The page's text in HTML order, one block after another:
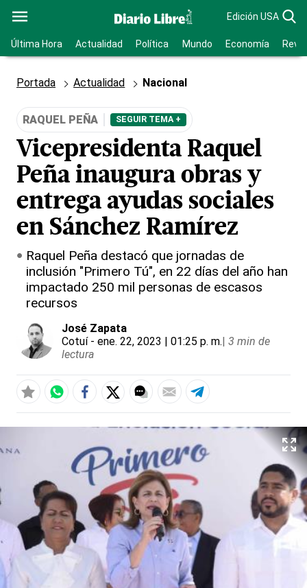
Edición USA
Última Hora Actualidad Política Mundo Economía
Portada Actualidad Nacional
RAQUEL PEÑA SEGUIR TEMA +
Vicepresidenta Raquel
Peña inaugura obras y
entrega ayudas sociales
en Sánchez Ramírez
Raquel Peña destacó que jornadas de
inclusión "Primero Tú", en 22 días del año han
impactado 250 mil personas de escasos
recursos
José Zapata
Cotuí- ene. 22, 2023 | 01:25 p. m.| 3 min de
lectura